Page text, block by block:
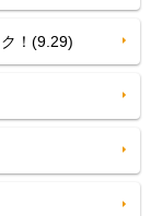
！(9.29)